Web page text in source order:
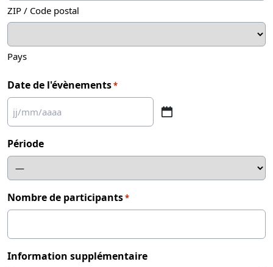
ZIP / Code postal
Pays
Date de l'évènements*
s
l
a
s
h
M
s
Période
Nombre de participants*
Information supplémentaire